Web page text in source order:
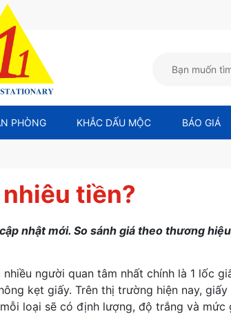
PHÒNG KHẮC DẤU MỘC BÁO GIÁ
tiền?
nhật mới. So sánh giá theo thương
người quan tâm nhất chính là 1 lốc
kẹt giấy. Trên thị trường hiện nay,
loại sẽ có định lượng, độ trắng và mức